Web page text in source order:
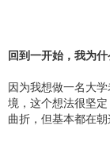
回到一开始，我为
因为我想做一名大
境，这个想法很坚
曲折，但基本都在朝